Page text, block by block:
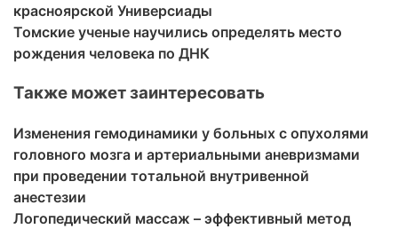
красноярской Универсиады
Томские ученые научились определять место
рождения человека по ДНК
Также может заинтересовать
Изменения гемодинамики у больных с опухолями
головного мозга и артериальными аневризмами
при проведении тотальной внутривенной
анестезии
Логопедический массаж – эффективный метод